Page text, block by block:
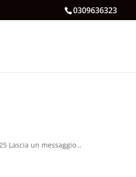
0309636323
Lascia un messaggio…